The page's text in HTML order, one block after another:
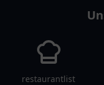
restaurantlist